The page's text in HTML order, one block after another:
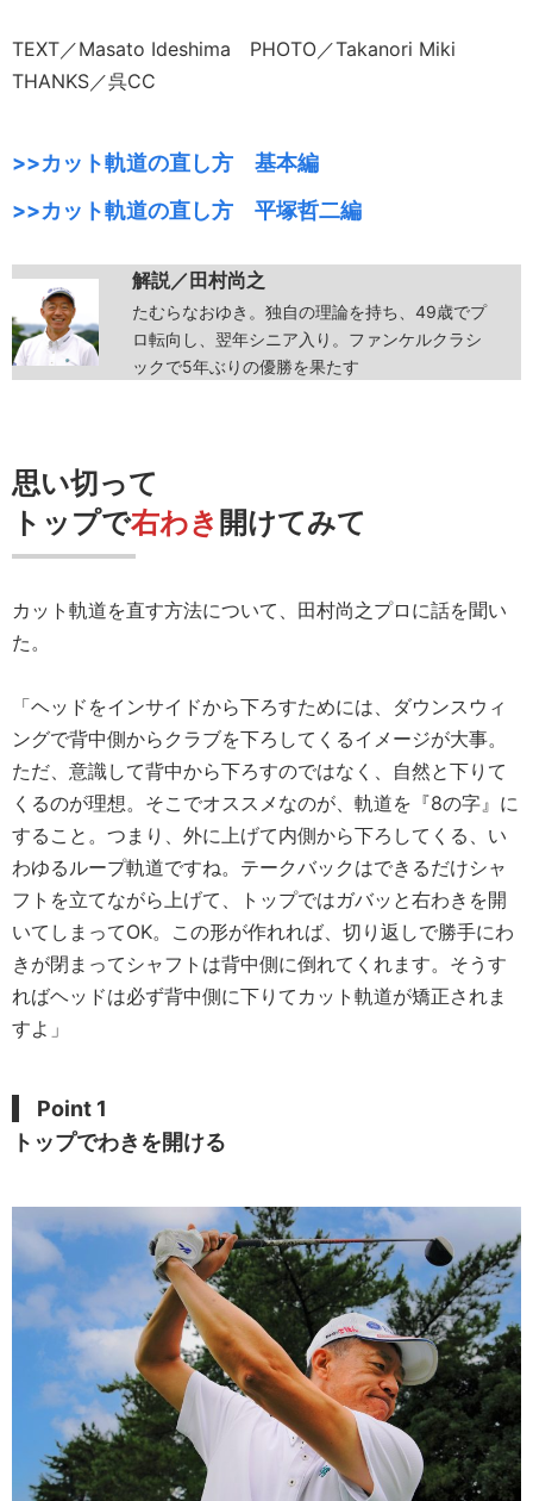
TEXT／Masato Ideshima PHOTO／Takanori Miki
THANKS／呉CC
>>カット軌道の直し方 基本編
>>カット軌道の直し方 平塚哲二編
解説／田村尚之
たむらなおゆき。独自の理論を持ち、49歳でプ
ロ転向し、翌年シニア入り。ファンケルクラシ
ックで5年ぶりの優勝を果たす
思い切って
トップで右わき 開けてみて
カット軌道を直す方法について、田村尚之プロに話を聞い
た。
「ヘッドをインサイドから下ろすためには、ダウンスウィ
ングで背中側からクラブを下ろしてくるイメージが大事。
ただ、意識して背中から下ろすのではなく、自然と下りて
くるのが理想。そこでオススメなのが、軌道を『8の字』に
すること。つまり、外に上げて内側から下ろしてくる、い
わゆるループ軌道ですね。テークバックはできるだけシャ
フトを立てながら上げて、トップではガバッと右わきを開
いてしまってOK。この形が作れれば、切り返しで勝手にわ
きが閉まってシャフトは背中側に倒れてくれます。そうす
ればヘッドは必ず背中側に下りてカット軌道が矯正されま
すよ」
Point 1
トップでわきを開ける